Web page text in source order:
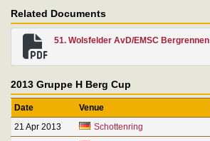
Related Documents
51. Wolsfelder AvD/EMSC Bergrennen
2013 Gruppe H Berg Cup
Date Venue
21 Apr 2013
Schottenring